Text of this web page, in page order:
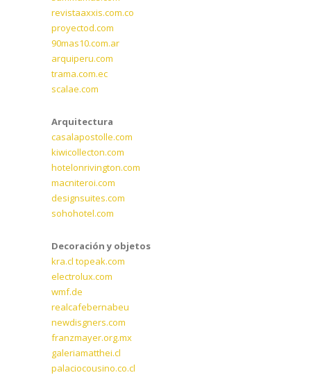
revistaaxxis.com.co
proyectod.com
90mas10.com.ar
arquiperu.com
trama.com.ec
scalae.com
Arquitectura
casalapostolle.com
kiwicollecton.com
hotelonrivington.com
macniteroi.com
designsuites.com
sohohotel.com
Decoración y objetos
kra.cl topeak.com
electrolux.com
wmf.de
realcafebernabeu
newdisgners.com
franzmayer.org.mx
galeriamatthei.cl
palaciocousino.co.cl